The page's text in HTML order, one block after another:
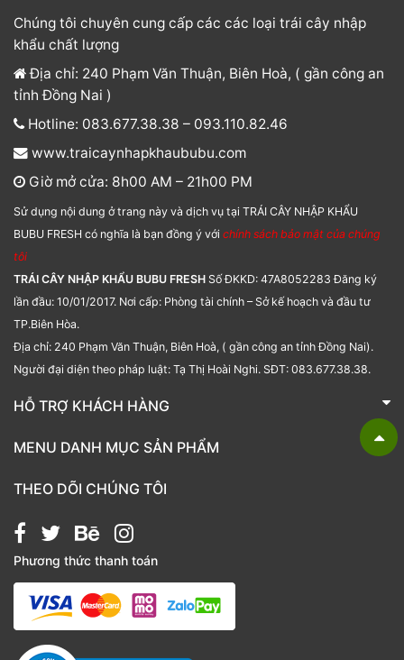
Chúng tôi chuyên cung cấp các các loại trái cây nhập
khẩu chất lượng
Địa chỉ: 240 Phạm Văn Thuận, Biên Hoà, ( gần công an
tỉnh Đồng Nai )
Hotline: 083.677.38.38 – 093.110.82.46
www.traicaynhapkhaububu.com
Giờ mở cửa: 8h00 AM – 21h00 PM
Sử dụng nội dung ở trang này và dịch vụ tại TRÁI CÂY NHẬP KHẨU
BUBU FRESH có nghĩa là bạn đồng ý với chính sách bảo mật của chúng
tôi
TRÁI CÂY NHẬP KHẨU BUBU FRESH Số ĐKKD: 47A8052283 Đăng ký
lần đầu: 10/01/2017. Nơi cấp: Phòng tài chính – Sở kế hoạch và đầu tư
TP.Biên Hòa.
Địa chỉ: 240 Phạm Văn Thuận, Biên Hoà, ( gần công an tỉnh Đồng Nai).
Người đại diện theo pháp luật: Tạ Thị Hoài Nghi. SĐT: 083.677.38.38.
HỖ TRỢ KHÁCH HÀNG
TRÁI CÂY NHẬP KHẨU BUBU FRESH
MENU DANH MỤC SẢN PHẨM
Bánh kẹo
Giỏ quà tặng
Hạt chia
Hạt dẻ cười
Hạt hạnh nhân
Hạt macca
THEO DÕI CHÚNG TÔI
Phương thức thanh toán